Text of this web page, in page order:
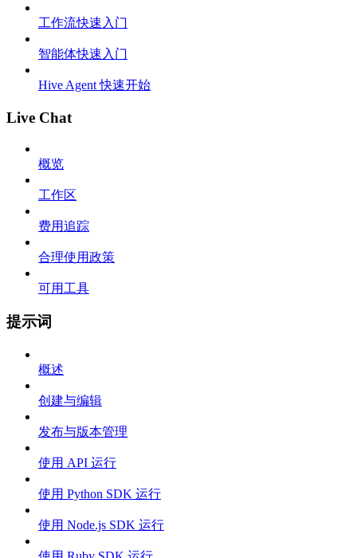
工作流快速入门
智能体快速入门
Hive Agent 快速开始
Live Chat
概览
工作区
费用追踪
合理使用政策
可用工具
提示词
概述
创建与编辑
发布与版本管理
使用 API 运行
使用 Python SDK 运行
使用 Node.js SDK 运行